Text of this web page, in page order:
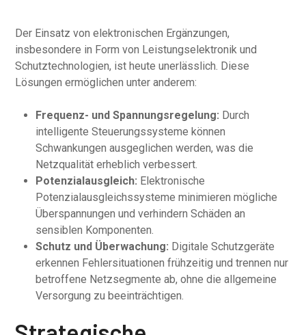
Der Einsatz von elektronischen Ergänzungen,
insbesondere in Form von Leistungselektronik und
Schutztechnologien, ist heute unerlässlich. Diese
Lösungen ermöglichen unter anderem:
Frequenz- und Spannungsregelung: Durch
intelligente Steuerungssysteme können
Schwankungen ausgeglichen werden, was die
Netzqualität erheblich verbessert.
Potenzialausgleich: Elektronische
Potenzialausgleichssysteme minimieren mögliche
Überspannungen und verhindern Schäden an
sensiblen Komponenten.
Schutz und Überwachung: Digitale Schutzgeräte
erkennen Fehlersituationen frühzeitig und trennen nur
betroffene Netzsegmente ab, ohne die allgemeine
Versorgung zu beeinträchtigen.